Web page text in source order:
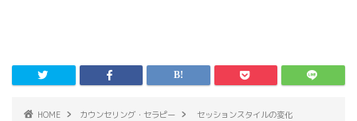
HOME カウンセリング・セラピー セッションスタイルの変化